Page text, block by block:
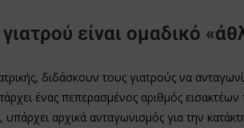
είναι ομαδικό
διδάσκουν τους γιατρούς να
ένας πεπερασμένος αριθμός
υπάρχει αρχικά ανταγωνισμός για την